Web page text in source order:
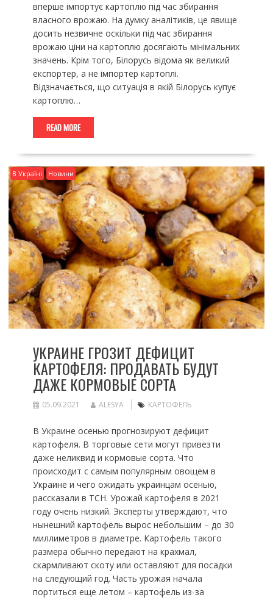
вперше імпортує картоплю під час збирання
власного врожаю. На думку аналітиків, це явище
досить незвичне оскільки під час збирання
врожаю ціни на картоплю досягають мінімальних
значень. Крім того, Білорусь відома як великий
експортер, а не імпортер картоплі.
Відзначається, що ситуація в якій Білорусь купує
картоплю…
READ MORE
В Україні Новини
УКРАИНЕ ГРОЗИТ ДЕФИЦИТ
КАРТОФЕЛЯ: ПРОДАВАТЬ БУДУТ
ДАЖЕ КОРМОВЫЕ СОРТА
05.09.2021 ALESYA КАРТОФЕЛЬ
В Украине осенью прогнозируют дефицит
картофеля. В торговые сети могут привезти
даже неликвид и кормовые сорта. Что
происходит с самым популярным овощем в
Украине и чего ожидать украинцам осенью,
рассказали в ТСН. Урожай картофеля в 2021
году очень низкий. Эксперты утверждают, что
нынешний картофель вырос небольшим – до 30
миллиметров в диаметре. Картофель такого
размера обычно передают на крахмал,
скармливают скоту или оставляют для посадки
на следующий год. Часть урожая начала
портиться еще летом – картофель из-за